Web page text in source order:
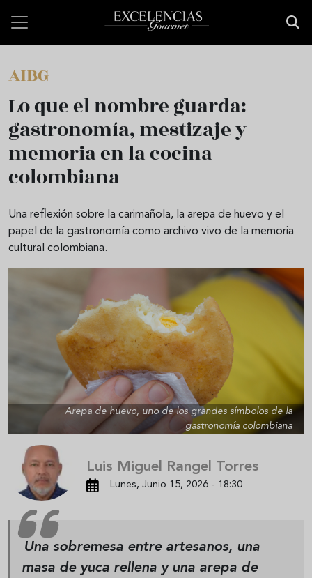
AIBG
Lo que el nombre guarda:
gastronomía, mestizaje y
memoria en la cocina
colombiana
Una reflexión sobre la carimañola, la arepa de huevo y el
papel de la gastronomía como archivo vivo de la memoria
cultural colombiana.
Arepa de huevo, uno de los grandes símbolos de la
gastronomía colombiana
Luis Miguel Rangel Torres
Lunes, Junio 15, 2026 - 18:30
Una sobremesa entre artesanos, una
masa de yuca rellena y una arepa de